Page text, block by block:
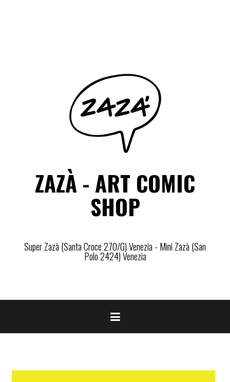
ZAZÀ - ART COMIC
SHOP
Super Zazà (Santa Croce 270/G) Venezia - Mini Zazà (San
Polo 2424) Venezia